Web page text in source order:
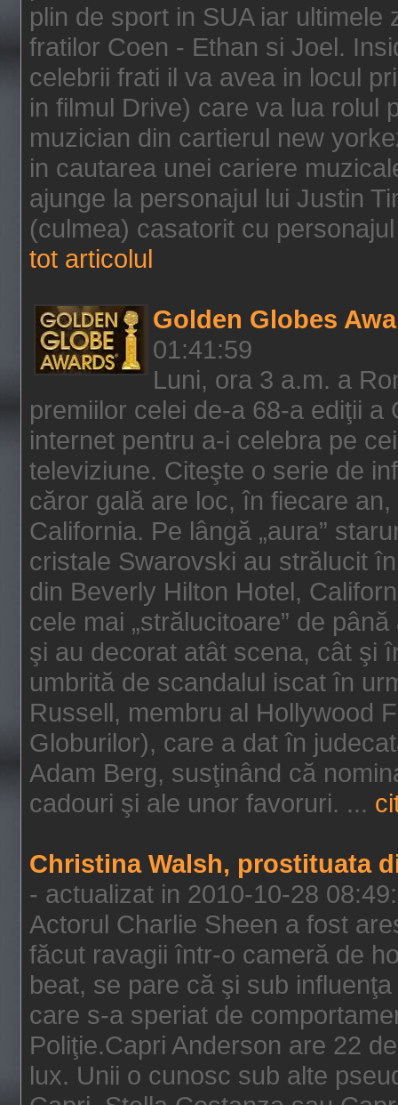
plin de sport in SUA iar
fratilor Coen - Ethan si Joel.
celebrii frati il va avea in locul
in filmul Drive) care va lua rolul
muzician din cartierul new
in cautarea unei cariere
ajunge la personajul lui Justin
(culmea) casatorit cu
tot articolul
Golden Globes
01:41:59
Luni, ora 3 a.m. a
premiilor celei de-a 68-a ediţii
internet pentru a-i celebra pe
televiziune. Citeşte o serie de
căror gală are loc, în fiecare
California. Pe lângă „aura”
cristale Swarovski au strălucit
din Beverly Hilton Hotel,
cele mai „strălucitoare” de
şi au decorat atât scena, cât şi
umbrită de scandalul iscat în
Russell, membru al Hollywood
Globurilor), care a dat în
Adam Berg, susţinând că
cadouri şi ale unor favoruri. ...
Christina Walsh, prostituata
- actualizat in 2010-10-28
Actorul Charlie Sheen a fost
făcut ravagii într-o cameră de
beat, se pare că şi sub
care s-a speriat de
Poliţie.Capri Anderson are 22
lux. Unii o cunosc sub alte